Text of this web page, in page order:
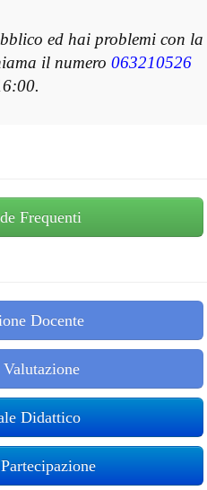
ed hai problemi con la
il numero 063210526
Frequenti
Docente
Didattico